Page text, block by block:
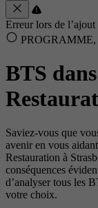
Erreur lors de
BTS
Saviez-vous que
avenir en vous
Restauration à
conséquences
d’analyser tous les
votre choix.